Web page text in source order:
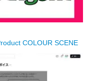
COLOUR SCENE